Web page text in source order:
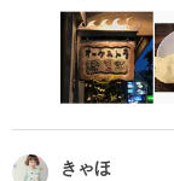
きゃほ